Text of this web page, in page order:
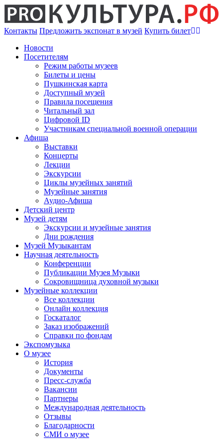
Контакты Предложить экспонат в музей Купить билет
Новости
Посетителям
Режим работы музеев
Билеты и цены
Пушкинская карта
Доступный музей
Правила посещения
Читальный зал
Цифровой ID
Участникам специальной военной операции
Афиша
Выставки
Концерты
Лекции
Экскурсии
Циклы музейных занятий
Музейные занятия
Аудио-Афиша
Детский центр
Музей детям
Экскурсии и музейные занятия
Дни рождения
Музей Музыкантам
Научная деятельность
Конференции
Публикации Музея Музыки
Сокровищница духовной музыки
Музейные коллекции
Все коллекции
Онлайн коллекция
Госкаталог
Заказ изображений
Справки по фондам
Экспомузыка
О музее
История
Документы
Пресс-служба
Вакансии
Партнеры
Международная деятельность
Отзывы
Благодарности
СМИ о музее